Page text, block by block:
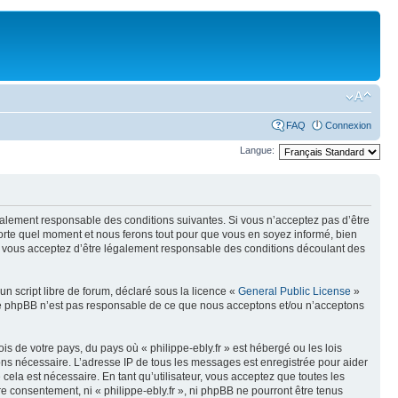
FAQ Connexion
Langue:
responsable des conditions suivantes. Si vous n’acceptez pas d’être
quel moment et nous ferons tout pour que vous en soyez informé, bien
acceptez d’être légalement responsable des conditions découlant des
script libre de forum, déclaré sous la licence « General Public License »
n’est pas responsable de ce que nous acceptons et/ou n’acceptons
de votre pays, du pays où « philippe-ebly.fr » est hébergé ou les lois
nécessaire. L’adresse IP de tous les messages est enregistrée pour aider
est nécessaire. En tant qu’utilisateur, vous acceptez que toutes les
ni « philippe-ebly.fr », ni phpBB ne pourront être tenus